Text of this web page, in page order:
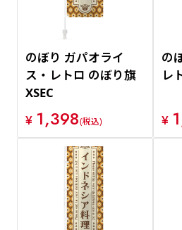
のぼり ガパオライ
ス・レトロ のぼり旗
XSEC
¥ 1,398(税込)
の
レ
¥